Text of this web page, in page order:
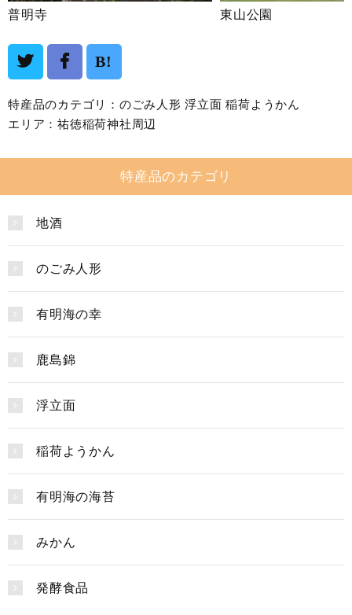
普明寺 東山公園
B!
特産品のカテゴリ： のごみ人形 浮立面 稲荷ようかん
エリア： 祐徳稲荷神社周辺
特産品のカテゴリ
地酒
のごみ人形
有明海の幸
鹿島錦
浮立面
稲荷ようかん
有明海の海苔
みかん
発酵食品